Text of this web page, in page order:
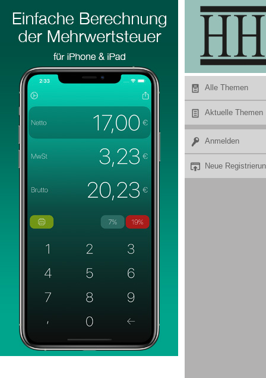
Hier Werbung buchen
Alle Themen
Aktuelle Themen
Anmelden
Neue